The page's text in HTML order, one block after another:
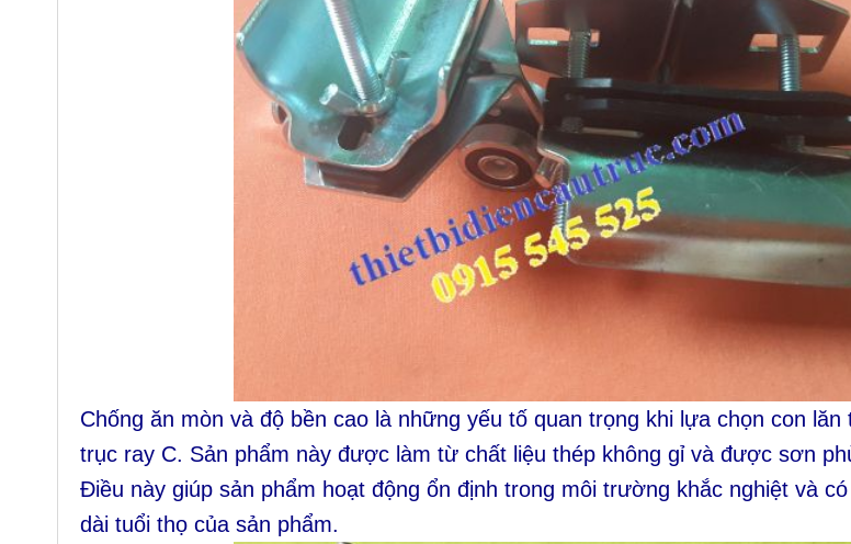
Chống ăn mòn và độ bền cao là những yếu tố quan trọng khi lựa chọn con lăn
trục ray C. Sản phẩm này được làm từ chất liệu thép không gỉ và được sơn
Điều này giúp sản phẩm hoạt động ổn định trong môi trường khắc nghiệt và
dài tuổi thọ của sản phẩm.